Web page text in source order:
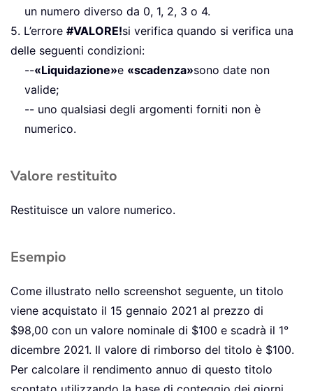
un numero diverso da 0, 1, 2, 3 o 4.
5. L’errore #VALORE!si verifica quando si verifica una
delle seguenti condizioni:
--«Liquidazione»e «scadenza»sono date non
valide;
-- uno qualsiasi degli argomenti forniti non è
numerico.
Valore restituito
Restituisce un valore numerico.
Esempio
Come illustrato nello screenshot seguente, un titolo
viene acquistato il 15 gennaio 2021 al prezzo di
$98,00 con un valore nominale di $100 e scadrà il 1°
dicembre 2021. Il valore di rimborso del titolo è $100.
Per calcolare il rendimento annuo di questo titolo